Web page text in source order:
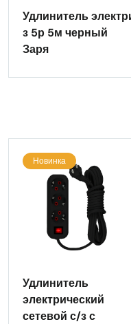
Удлинитель
з 5р 5м черный
Заря
Новинка
Удлинитель
электрический
сетевой с/з с